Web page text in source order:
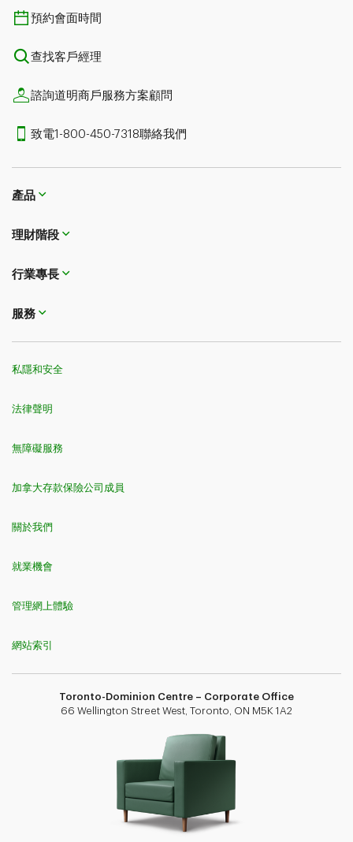
預約會面時間
查找客戶經理
諮詢道明商戶服務方案顧問
致電1-800-450-7318聯絡我們
產品
理財階段
行業專長
服務
私隱和安全
法律聲明
無障礙服務
加拿大存款保險公司成員
關於我們
就業機會
管理網上體驗
網站索引
Toronto-Dominion Centre – Corporate Office
66 Wellington Street West, Toronto, ON M5K 1A2